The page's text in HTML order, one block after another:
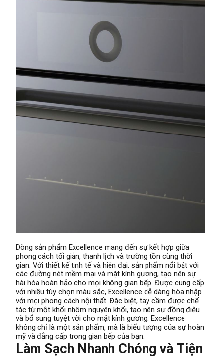
Dòng sản phẩm Excellence mang đến sự kết hợp giữa
phong cách tối giản, thanh lịch và trường tồn cùng thời
gian. Với thiết kế tinh tế và hiện đại, sản phẩm nổi bật với
các đường nét mềm mại và mặt kính gương, tạo nên sự
hài hòa hoàn hảo cho mọi không gian bếp. Được cung cấp
với nhiều tùy chọn màu sắc, Excellence dễ dàng hòa nhập
với mọi phong cách nội thất. Đặc biệt, tay cầm được chế
tác từ một khối nhôm nguyên khối, tạo nên sự đồng điệu
và bổ sung tuyệt vời cho mặt kính gương. Excellence
không chỉ là một sản phẩm, mà là biểu tượng của sự hoàn
mỹ và đẳng cấp trong gian bếp của bạn.
Làm Sạch Nhanh Chóng và Tiện